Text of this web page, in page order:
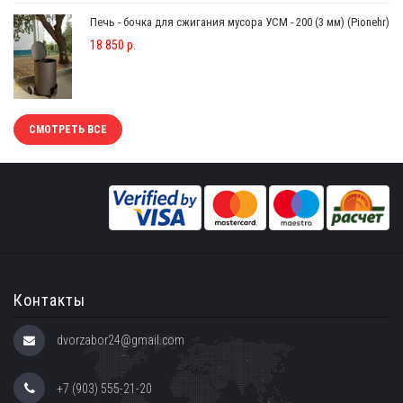
Печь - бочка для сжигания мусора УСМ - 200 (3 мм) (Pionehr)
18 850 р.
СМОТРЕТЬ ВСЕ
Контакты
dvorzabor24@gmail.com
+7 (903) 555-21-20